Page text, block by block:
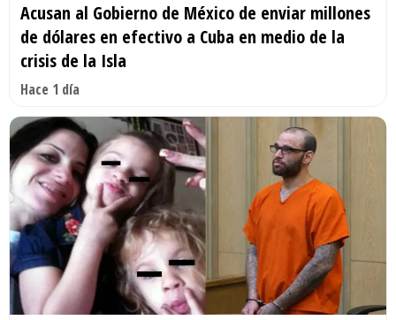
Acusan al Gobierno de México de enviar millones
de dólares en efectivo a Cuba en medio de la
crisis de la Isla
Hace 1 día